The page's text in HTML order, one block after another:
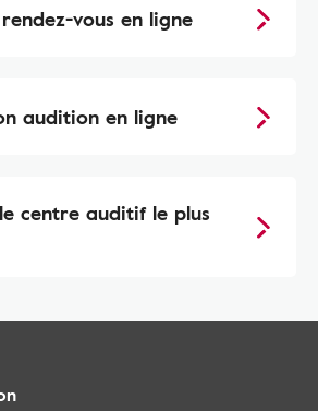
vous en ligne
audition en ligne
centre auditif le plus